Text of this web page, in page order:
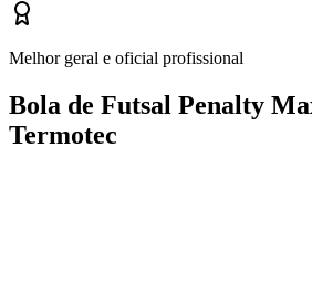
Melhor geral e oficial profissional
Bola de Futsal Penalty
Termotec